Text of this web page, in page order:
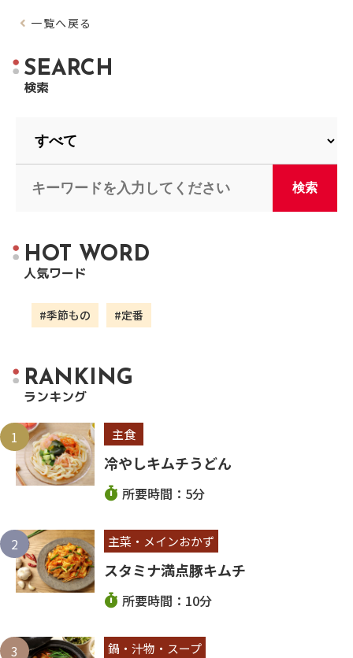
一覧へ戻る
SEARCH
検索
HO T WORD
人気ワード
#季節もの #定番
RAN KI NG
ランキング
主食
冷やしキムチうどん
所要時間：5分
主菜・メインおかず
スタミナ満点豚キムチ
所要時間：10分
鍋・汁物・スープ